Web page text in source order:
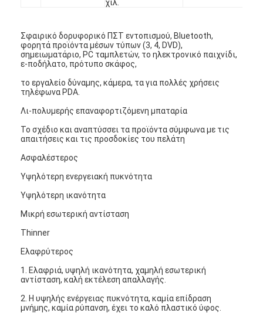
Ποιοτικός έλεγχος
Μας ελάτε σε επαφή με
Ειδήσεις
Συνομιλία τώρα
ιονικές επαναφορτιζόμενες μπαταρίες λίθιου
Μπαταρία Lithium Polymer
NiMH επαναφορτιζόμενες μπαταρίες
NiCd επαναφορτιζόμενες μπαταρίες
χιλ.
Σφαιρικό δορυφορικό ΠΣΤ εντοπισμού, Bluetooth,
φορητά προϊόντα μέσων τύπων (3, 4, DVD),
σημειωματάριο, PC ταμπλετών, το ηλεκτρονικό παιχνίδι,
ε-ποδήλατο, πρότυπο σκάφος,
το εργαλείο δύναμης, κάμερα, τα για πολλές χρήσεις
τηλέφωνα PDA.
Λι-πολυμερής επαναφορτιζόμενη μπαταρία
Το σχέδιο και αναπτύσσει τα προϊόντα σύμφωνα με τις
απαιτήσεις και τις προσδοκίες του πελάτη
Ασφαλέστερος
Υψηλότερη ενεργειακή πυκνότητα
Υψηλότερη ικανότητα
Μικρή εσωτερική αντίσταση
Thinner
Ελαφρύτερος
1. Ελαφριά, υψηλή ικανότητα, χαμηλή εσωτερική
αντίσταση, καλή εκτέλεση απαλλαγής.
2. Η υψηλής ενέργειας πυκνότητα, καμία επίδραση
μνήμης, καμία ρύπανση, έχει το καλό πλαστικό ύφος.